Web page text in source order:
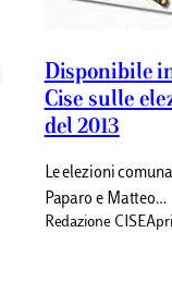
Disponibile
Cise sulle
del 2013
Le elezioni
Paparo e Matteo…
Redazione CISE